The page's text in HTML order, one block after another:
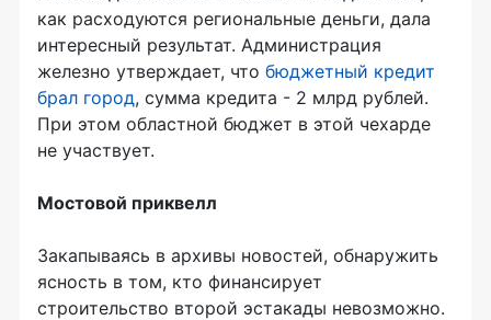
как расходуются региональные деньги, дала
интересный результат. Администрация
железно утверждает, что бюджетный кредит
брал город, сумма кредита - 2 млрд рублей.
При этом областной бюджет в этой чехарде
не участвует.
Мостовой приквелл
Закапываясь в архивы новостей, обнаружить
ясность в том, кто финансирует
строительство второй эстакады невозможно.